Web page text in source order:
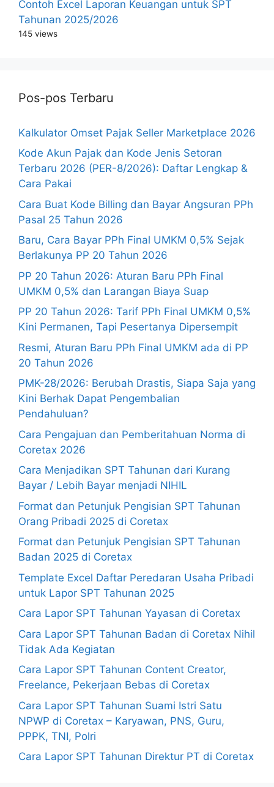
Contoh Excel Laporan Keuangan untuk SPT
Tahunan 2025/2026
145 views
Pos-pos Terbaru
Kalkulator Omset Pajak Seller Marketplace 2026
Kode Akun Pajak dan Kode Jenis Setoran
Terbaru 2026 (PER-8/2026): Daftar Lengkap &
Cara Pakai
Cara Buat Kode Billing dan Bayar Angsuran PPh
Pasal 25 Tahun 2026
Baru, Cara Bayar PPh Final UMKM 0,5% Sejak
Berlakunya PP 20 Tahun 2026
PP 20 Tahun 2026: Aturan Baru PPh Final
UMKM 0,5% dan Larangan Biaya Suap
PP 20 Tahun 2026: Tarif PPh Final UMKM 0,5%
Kini Permanen, Tapi Pesertanya Dipersempit
Resmi, Aturan Baru PPh Final UMKM ada di PP
20 Tahun 2026
PMK-28/2026: Berubah Drastis, Siapa Saja yang
Kini Berhak Dapat Pengembalian
Pendahuluan?
Cara Pengajuan dan Pemberitahuan Norma di
Coretax 2026
Cara Menjadikan SPT Tahunan dari Kurang
Bayar / Lebih Bayar menjadi NIHIL
Format dan Petunjuk Pengisian SPT Tahunan
Orang Pribadi 2025 di Coretax
Format dan Petunjuk Pengisian SPT Tahunan
Badan 2025 di Coretax
Template Excel Daftar Peredaran Usaha Pribadi
untuk Lapor SPT Tahunan 2025
Cara Lapor SPT Tahunan Yayasan di Coretax
Cara Lapor SPT Tahunan Badan di Coretax Nihil
Tidak Ada Kegiatan
Cara Lapor SPT Tahunan Content Creator,
Freelance, Pekerjaan Bebas di Coretax
Cara Lapor SPT Tahunan Suami Istri Satu
NPWP di Coretax – Karyawan, PNS, Guru,
PPPK, TNI, Polri
Cara Lapor SPT Tahunan Direktur PT di Coretax